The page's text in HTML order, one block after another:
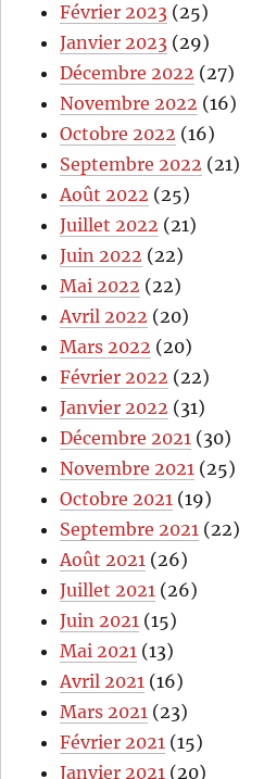
Février 2023 (25)
Janvier 2023 (29)
Décembre 2022 (27)
Novembre 2022 (16)
Octobre 2022 (16)
Septembre 2022 (21)
Août 2022 (25)
Juillet 2022 (21)
Juin 2022 (22)
Mai 2022 (22)
Avril 2022 (20)
Mars 2022 (20)
Février 2022 (22)
Janvier 2022 (31)
Décembre 2021 (30)
Novembre 2021 (25)
Octobre 2021 (19)
Septembre 2021 (22)
Août 2021 (26)
Juillet 2021 (26)
Juin 2021 (15)
Mai 2021 (13)
Avril 2021 (16)
Mars 2021 (23)
Février 2021 (15)
Janvier 2021 (20)